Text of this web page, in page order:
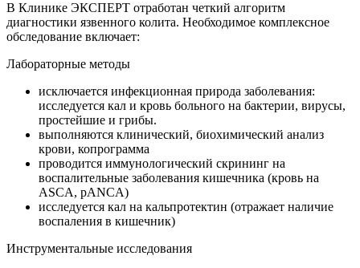
В Клинике ЭКСПЕРТ отработан четкий алгоритм
диагностики язвенного колита. Необходимое комплексное
обследование включает:
Лабораторные методы
исключается инфекционная природа заболевания:
исследуется кал и кровь больного на бактерии, вирусы,
простейшие и грибы.
выполняются клинический, биохимический анализ
крови, копрограмма
проводится иммунологический скрининг на
воспалительные заболевания кишечника (кровь на
ASCA, рANCA)
исследуется кал на кальпротектин (отражает наличие
воспаления в кишечник)
Инструментальные исследования